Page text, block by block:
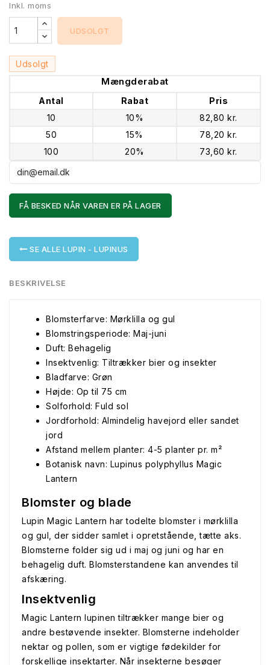
Inkl. moms
UDSOLGT
Udsolgt
Mængderabat
Antal Rabat
Pris
10
10%
82,80 kr.
50
15%
78,20 kr.
100
20% 73,60 kr.
FÅ BESKED NÅR VAREN ER PÅ LAGER
SE ALLE LUPIN - LUPINUS
BESKRIVELSE
Blomsterfarve: Mørklilla og gul
Blomstringsperiode: Maj-juni
Duft: Behagelig
Insektvenlig: Tiltrækker bier og insekter
Bladfarve: Grøn
Højde: Op til 75 cm
Solforhold: Fuld sol
Jordforhold: Almindelig havejord eller sandet
jord
Afstand mellem planter: 4-5 planter pr. m²
Botanisk navn: Lupinus polyphyllus Magic
Lantern
Blomster og blade
Lupin Magic Lantern har todelte blomster i mørklilla
og gul, der sidder samlet i opretstående, tætte aks.
Blomsterne folder sig ud i maj og juni og har en
behagelig duft. Blomsterstandene kan anvendes til
afskæring.
Insektvenlig
Magic Lantern lupinen tiltrækker mange bier og
andre bestøvende insekter. Blomsterne indeholder
nektar og pollen, som er vigtige fødekilder for
forskellige insektarter. Når insekterne besøger